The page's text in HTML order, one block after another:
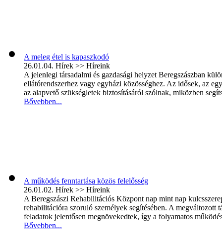
A meleg étel is kapaszkodó
26.01.04. Hírek >> Híreink
A jelenlegi társadalmi és gazdasági helyzet Beregszászban
ellátórendszerhez vagy egyházi közösséghez. Az idősek, az
az alapvető szükségletek biztosításáról szólnak, miközben
Bővebben...
A működés fenntartása közös felelősség
26.01.02. Hírek >> Híreink
A Beregszászi Rehabilitációs Központ nap mint nap
rehabilitációra szoruló személyek segítésében. A megváltozott
feladatok jelentősen megnövekedtek, így a folyamatos
Bővebben...